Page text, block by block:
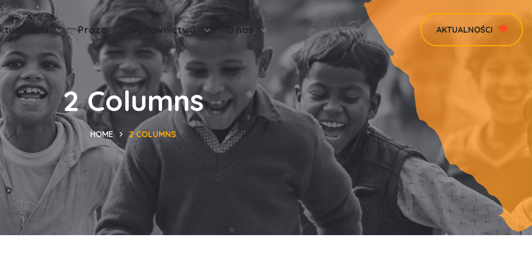
Proza Wydawnictwo O nas AKTUALNOŚCI
2 Columns
HOME 2 COLUMNS